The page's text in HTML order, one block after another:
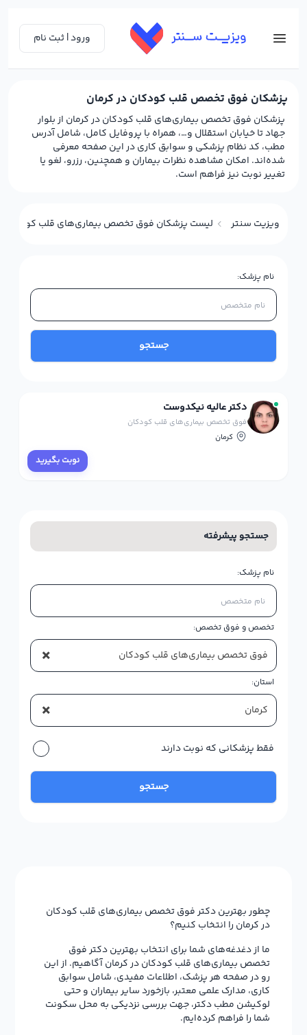
ورود | ثبت نام
پزشکان فوق تخصص قلب کودکان در کرمان
پزشکان فوق تخصص بیماری‌های قلب کودکان در کرمان از بلوار
جهاد تا خیابان استقلال و…، همراه با پروفایل کامل، شامل آدرس
مطب، کد نظام پزشکی و سوابق کاری در این صفحه معرفی
شده‌اند. امکان مشاهده نظرات بیماران و همچنین، رزرو، لغو یا
تغییر نوبت نیز فراهم است.
ویزیت سنتر لیست پزشکان فوق تخصص بیماری‌های قلب کودکان
نام پزشک:
جستجو
دکتر عالیه نیکدوست
فوق تخصص بیماری‌های قلب کودکان
کرمان
نوبت بگیرید
جستجو پیشرفته
نام پزشک:
تخصص و فوق تخصص:
× فوق تخصص بیماری‌های قلب کودکان
استان:
× کرمان
فقط پزشکانی که نوبت دارند
جستجو
چطور بهترین دکتر فوق تخصص بیماری‌های قلب کودکان
در کرمان را انتخاب کنیم؟
ما از دغدغه‌های شما برای انتخاب بهترین دکتر فوق
تخصص بیماری‌های قلب کودکان در کرمان آگاهیم. از این
رو در صفحه هر پزشک، اطلاعات مفیدی، شامل سوابق
کاری، مدارک علمی معتبر، بازخورد سایر بیماران و حتی
لوکیشن مطب دکتر، جهت بررسی نزدیکی به محل سکونت
شما را فراهم کرده‌ایم.